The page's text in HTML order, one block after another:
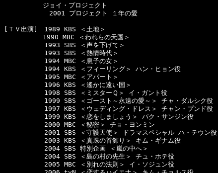
ジョイ・プロジェクト
2001 プロジェクト １年の愛
[ＴＶ出演]　1989 KBS ＜土地＞
1990 MBC ＜われらの天国＞
  　　　　　1993 SBS ＜声を下げて＞
  　　　　　1993 SBS ＜熱情時代＞
  　　　　　1994 MBC ＜息子の女＞
  　　　　　1994 KBS ＜フィーリング＞ ハン・ヒョン役
  　　　　　1995 MBC ＜アパート＞
  　　　　　1996 KBS ＜遙かに遠い国＞
  　　　　　1998 SBS ＜ミスターＱ＞ イ・ガント役
  　　　　　1999 SBS ＜ゴースト～永遠の愛～＞ チャ・ダルシク役
  　　　　　1997 KBS ＜ウェディング・ドレス＞ チャン・プンド役
  　　　　　1999 KBS ＜恋をしましょう＞ パク・サンジン役
  　　　　　2000 MBC ＜秘密＞ チョ・ヨンミン
  　　　　　2001 SBS ＜守護天使＞ ドラマスペシャル ハ・テウン役
  　　　　　2003 KBS ＜真珠の首飾り＞ キム・ギナム役
  　　　　　2004 SBS 特別企画 ＜嵐の中へ＞
  　　　　　2004 SBS ＜島の村の先生＞ チュ・ホテ役
  　　　　　2005 MBC ＜別れの法則＞ イ・ソジュン役